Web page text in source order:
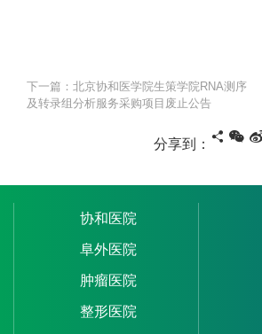
下一篇：北京协和医学院生策学院RNA测序
及转录组分析服务采购项目废止公告
分享到：
协和医院
阜外医院
肿瘤医院
整形医院